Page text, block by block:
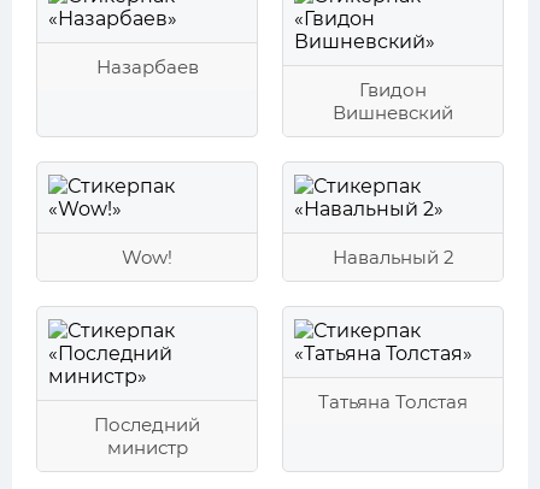
Назарбаев
Гвидон
Вишневский
Wow! Навальный 2
Последний
министр
Татьяна Толстая